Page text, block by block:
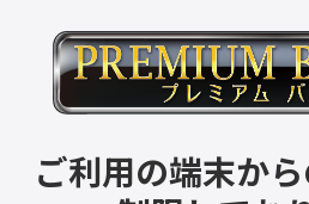
ご利用の端末か